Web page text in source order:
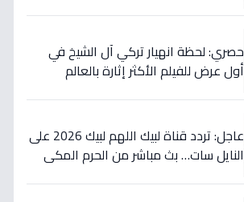
حصري: لحظة انهيار تركي آل الشيخ في
أول عرض للفيلم الأكثر إثارة بالعالم
عاجل: تردد قناة لبيك اللهم لبيك 2026 على
النايل سات… بث مباشر من الحرم المكي